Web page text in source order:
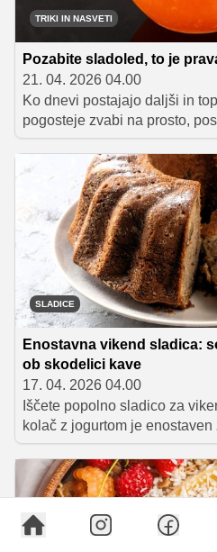
TRIKI IN NASVETI
Pozabite sladoled, to je
21. 04. 2026 04.00
Ko dnevi postajajo daljši in
pogosteje zvabi na prosto,
prijetno osvežijo. Ledeni čaj
nepogrešljiv spremljevalec,
prijetno hladen. A njegova
kozarcu.
SLADICE
Enostavna vikend sladica:
ob skodelici kave
17. 04. 2026 04.00
Iščete popolno sladico za
kolač z jogurtom je
in navduši s svojo mehko
Pripravljen je hitro, iz
vedno doma, predvsem pa